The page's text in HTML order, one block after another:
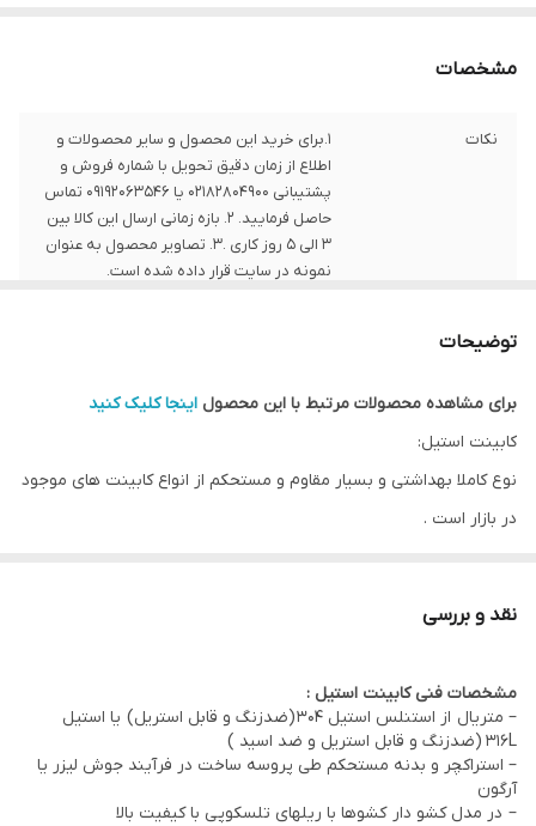
مشخصات
نکات
1.برای خرید این محصول و سایر محصولات و
اطلاع از زمان دقیق تحویل با شماره فروش و
پشتیبانی 02182804900 یا 09192063546 تماس
حاصل فرمایید. 2. بازه زمانی ارسال این کالا بین
3 الی 5 روز کاری .3. تصاویر محصول به عنوان
نمونه در سایت قرار داده شده است.
توضیحات
برای مشاهده محصولات مرتبط با این محصول اینجا کلیک کنید
کابینت استیل:
نوع کاملا بهداشتی و بسیار مقاوم و مستحکم از انواع کابینت های موجود
در بازار است .
نقد و بررسی
مشخصات فنی کابینت استیل :
– متریال از استنلس استیل 304 (ضدزنگ و قابل استریل) یا استیل
316L (ضدزنگ و قابل استریل و ضد اسید )
– استراکچر و بدنه مستحکم طی پروسه ساخت در فرآیند جوش لیزر یا
آرگون
– در مدل کشو دار کشوها با ریلهای تلسکوپی با کیفیت بالا